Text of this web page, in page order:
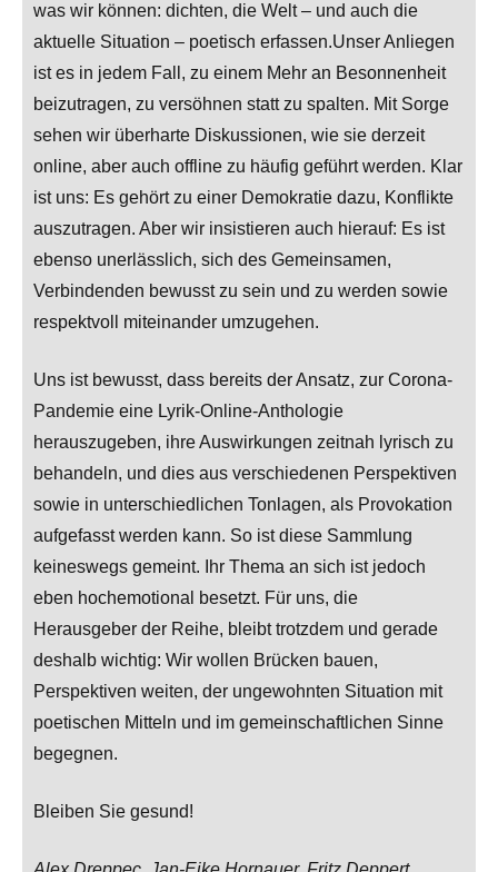
was wir können: dichten, die Welt – und auch die
aktuelle Situation – poetisch erfassen.Unser Anliegen
ist es in jedem Fall, zu einem Mehr an Besonnenheit
beizutragen, zu versöhnen statt zu spalten. Mit Sorge
sehen wir überharte Diskussionen, wie sie derzeit
online, aber auch offline zu häufig geführt werden. Klar
ist uns: Es gehört zu einer Demokratie dazu, Konflikte
auszutragen. Aber wir insistieren auch hierauf: Es ist
ebenso unerlässlich, sich des Gemeinsamen,
Verbindenden bewusst zu sein und zu werden sowie
respektvoll miteinander umzugehen.
Uns ist bewusst, dass bereits der Ansatz, zur Corona-
Pandemie eine Lyrik-Online-Anthologie
herauszugeben, ihre Auswirkungen zeitnah lyrisch zu
behandeln, und dies aus verschiedenen Perspektiven
sowie in unterschiedlichen Tonlagen, als Provokation
aufgefasst werden kann. So ist diese Sammlung
keineswegs gemeint. Ihr Thema an sich ist jedoch
eben hochemotional besetzt. Für uns, die
Herausgeber der Reihe, bleibt trotzdem und gerade
deshalb wichtig: Wir wollen Brücken bauen,
Perspektiven weiten, der ungewohnten Situation mit
poetischen Mitteln und im gemeinschaftlichen Sinne
begegnen.
Bleiben Sie gesund!